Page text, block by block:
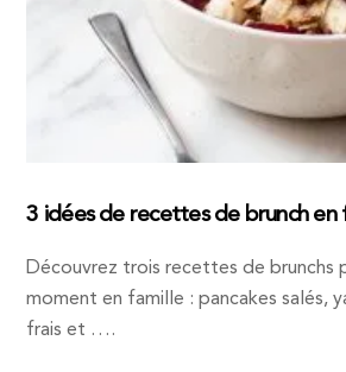
3 idées de recettes de brunch en
Découvrez trois recettes de brunchs
moment en famille : pancakes salés,
frais et ….